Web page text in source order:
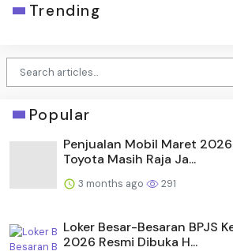
Trending
Popular
Penjualan Mobil Maret
Toyota Masih Raja Ja...
3 months ago 291
Loker Besar-Besaran BPJS
2026 Resmi Dibuka H...